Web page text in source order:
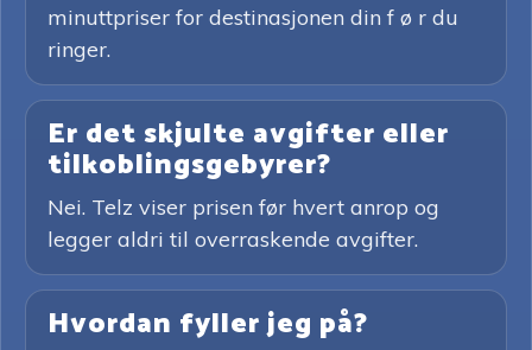
minuttpriser for destinasjonen din f ø r du
ringer.
Er det skjulte avgifter eller
tilkoblingsgebyrer?
Nei. Telz viser prisen før hvert anrop og
legger aldri til overraskende avgifter.
Hvordan fyller jeg på?